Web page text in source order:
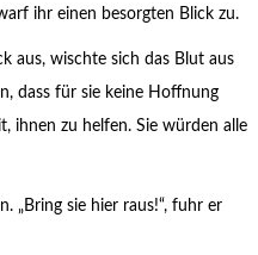
ihr einen besorgten Blick zu.
aus, wischte sich das Blut aus
dass für sie keine Hoffnung
ihnen zu helfen. Sie würden alle
„Bring sie hier raus!“, fuhr er